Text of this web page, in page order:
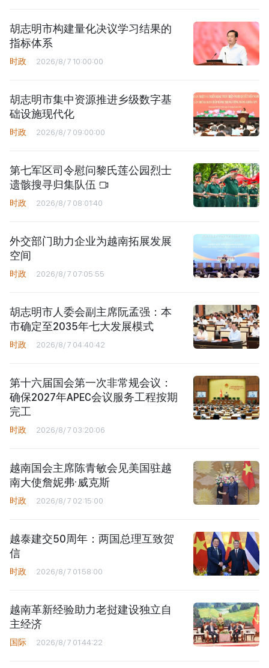
胡志明市构建量化决议学习结果的
指标体系
时政 2026/8/7 10:00:00
胡志明市集中资源推进乡级数字基
础设施现代化
时政 2026/8/7 09:00:00
第七军区司令慰问黎氏莲公园烈士
遗骸搜寻归集队伍
时政 2026/8/7 08:01:40
外交部门助力企业为越南拓展发展
空间
时政 2026/8/7 07:05:55
胡志明市人委会副主席阮孟强：本
市确定至2035年七大发展模式
时政 2026/8/7 04:40:42
第十六届国会第一次非常规会议：
确保2027年APEC会议服务工程按期
完工
时政 2026/8/7 03:20:06
越南国会主席陈青敏会见美国驻越
南大使詹妮弗·威克斯
时政 2026/8/7 02:15:00
越泰建交50周年：两国总理互致贺
信
时政 2026/8/7 01:58:00
越南革新经验助力老挝建设独立自
主经济
国际 2026/8/7 01:44:22